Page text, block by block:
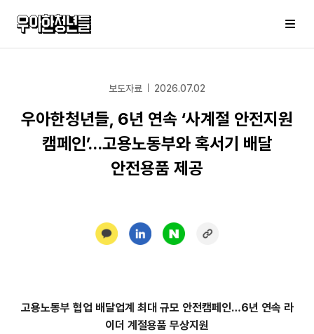
보도자료 2026.07.02
우아한청년들, 6년 연속 ‘사계절 안전지원
캠페인’…고용노동부와 혹서기 배달
안전용품 제공
고용노동부 협업 배달업계 최대 규모 안전캠페인…6년 연속 라
이더 계절용품 무상지원